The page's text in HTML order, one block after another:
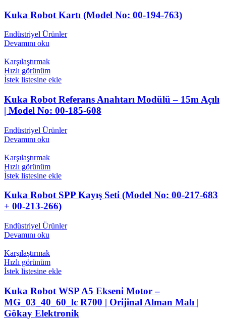
Kuka Robot Kartı (Model No: 00-194-763)
Endüstriyel Ürünler
Devamını oku
Karşılaştırmak
Hızlı görünüm
İstek listesine ekle
Kuka Robot Referans Anahtarı Modülü – 15m Açılı
| Model No: 00-185-608
Endüstriyel Ürünler
Devamını oku
Karşılaştırmak
Hızlı görünüm
İstek listesine ekle
Kuka Robot SPP Kayış Seti (Model No: 00-217-683
+ 00-213-266)
Endüstriyel Ürünler
Devamını oku
Karşılaştırmak
Hızlı görünüm
İstek listesine ekle
Kuka Robot WSP A5 Ekseni Motor –
MG_03_40_60_lc R700 | Orijinal Alman Malı |
Gökay Elektronik